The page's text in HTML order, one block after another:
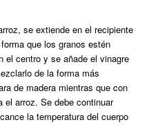
se extiende en el recipiente
que los granos estén
el centro y se añade el vinagre
de la forma más
de madera mientras que con
el arroz. Se debe continuar
la temperatura del cuerpo